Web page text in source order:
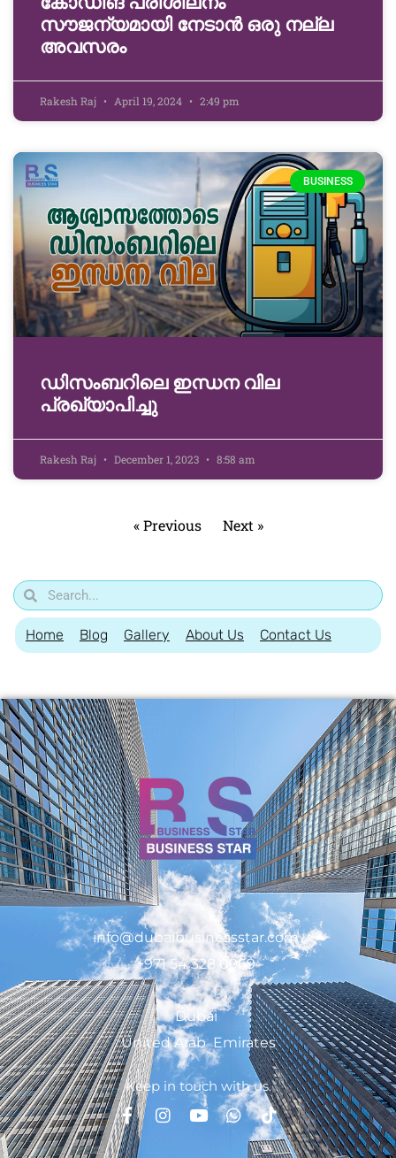
സൗജന്യമായി നേടാൻ ഒരു നല്ല
അവസരം
Rakesh Raj April 19, 2024 2:49 pm
BUSINESS
ഡിസംബറിലെ ഇന്ധന വില
പ്രഖ്യാപിച്ചു
Rakesh Raj December 1, 2023 8:58 am
« Previous Next »
Home Blog Gallery About Us Contact Us
info@dubaibusinessstar.com
+971 54 328 0969
Dubai
United Arab Emirates
Keep in touch with us.